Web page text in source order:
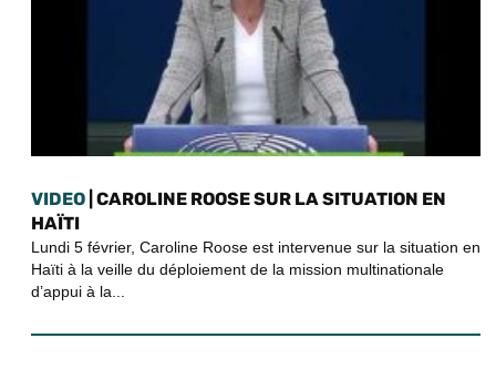
VIDEO | CAROLINE ROOSE SUR LA SITUATION EN
HAÏTI
Lundi 5 février, Caroline Roose est intervenue sur la situation en
Haïti à la veille du déploiement de la mission multinationale
d’appui à la...